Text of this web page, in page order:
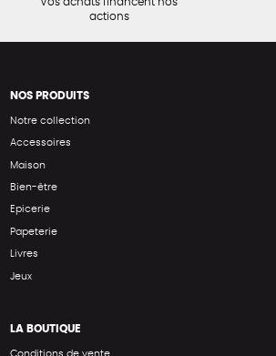
actions
NOS PRODUITS
Notre collection
Accessoires
Maison
Bien-être
Epicerie
Papeterie
Livres
Jeux
LA BOUTIQUE
Conditions de vente